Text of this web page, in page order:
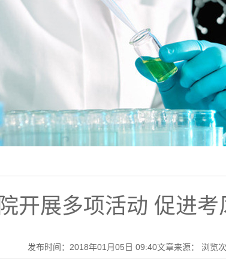
开展多项活动 促进考
发布时间：2018年01月05日 09:40文章来源： 浏览次